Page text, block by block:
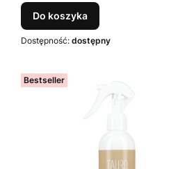
Do koszyka
Dostępność: dostępny
Bestseller